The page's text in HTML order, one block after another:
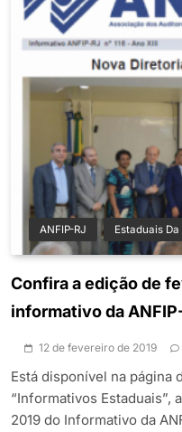
ANFIP-RJ Estaduais Da
Confira a edição de
informativo da
12 de fevereiro de 2019
Está disponível na página
“Informativos Estaduais”,
2019 do Informativo da